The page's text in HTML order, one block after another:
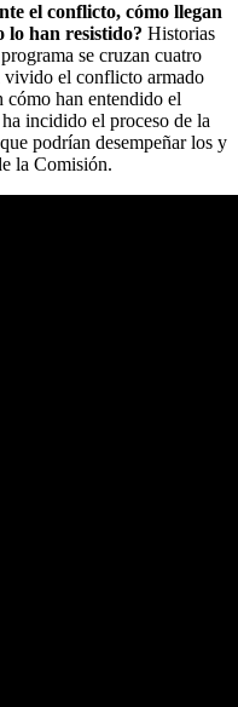
el conflicto, cómo llegan
lo han resistido? Historias
se cruzan cuatro
vivido el conflicto armado
cómo han entendido el
incidido el proceso de la
podrían desempeñar los y
la Comisión.